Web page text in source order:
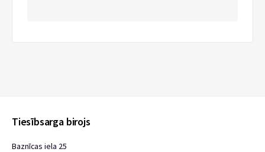
Tiesībsarga birojs
Baznīcas iela 25